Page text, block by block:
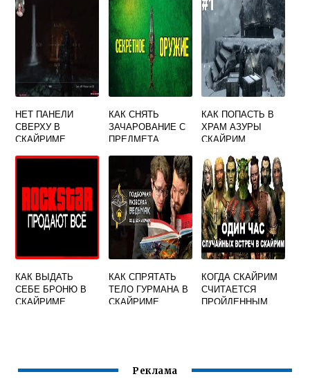
НЕТ ПАНЕЛИ
СВЕРХУ В
СКАЙРИМЕ
КАК СНЯТЬ
ЗАЧАРОВАНИЕ С
ПРЕДМЕТА
КОНСОЛЬ
КАК ПОПАСТЬ В
ХРАМ АЗУРЫ
СКАЙРИМ
КАК ВЫДАТЬ
СЕБЕ БРОНЮ В
СКАЙРИМЕ
КАК СПРЯТАТЬ
ТЕЛО ГУРМАНА В
СКАЙРИМЕ
КОГДА СКАЙРИМ
СЧИТАЕТСЯ
ПРОЙДЕННЫМ
Реклама